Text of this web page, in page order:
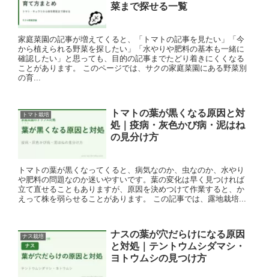
菜まで探せる一覧
家庭菜園の記事が増えてくると、「トマトの記事を見たい」「今
から植えられる野菜を探したい」「水やりや肥料の基本も一緒に
確認したい」と思っても、目的の記事までたどり着きにくくなる
ことがあります。 このページでは、サクの家庭菜園にある野菜別
の育...
トマト栽培
トマトの葉が黒くなる原因と対
処｜疫病・灰色かび病・泥はね
の見分け方
トマトの葉が黒くなってくると、病気なのか、虫なのか、水やり
や肥料の問題なのか迷いやすいです。葉の変化は早く見つければ
立て直せることもありますが、原因を決めつけて作業すると、か
えって株を弱らせることがあります。 この記事では、露地栽培...
ナス栽培
ナスの葉が穴だらけになる原因
と対処｜テントウムシダマシ・
ヨトウムシの見つけ方